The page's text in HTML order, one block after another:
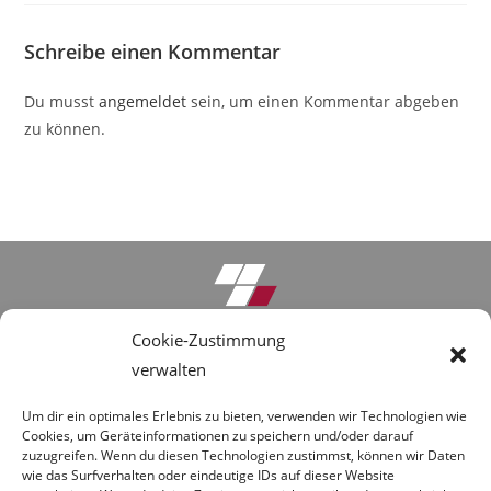
Cookie-Zustimmung
verwalten
Um dir ein optimales Erlebnis zu bieten, verwenden wir Technologien wie
Cookies, um Geräteinformationen zu speichern und/oder darauf
zuzugreifen. Wenn du diesen Technologien zustimmst, können wir Daten
wie das Surfverhalten oder eindeutige IDs auf dieser Website
Schreibe einen Kommentar
Du musstangemeldet sein, um einen Kommentar abgeben
zu können.
Anfrage-Formular
Downloads
About Us